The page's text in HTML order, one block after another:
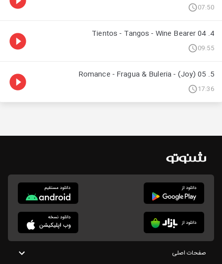
07:50
4. 04 Tientos - Tangos - Wine Bearer
09:55
5. 05 Romance - Fragua & Buleria - (Joy)
17:36
صفحات اصلی